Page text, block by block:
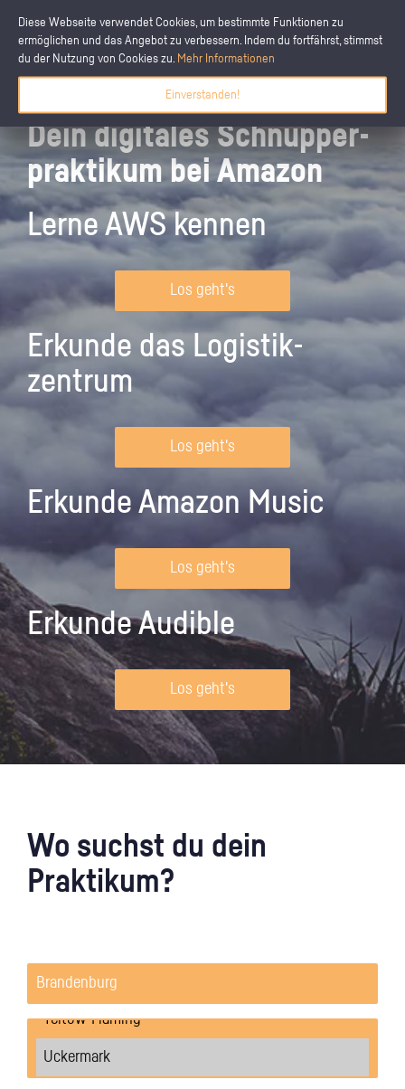
Diese Webseite verwendet Cookies, um bestimmte Funktionen zu
ermöglichen und das Angebot zu verbessern. Indem du fortfährst, stimmst
du der Nutzung von Cookies zu. Mehr Informationen
Einverstanden!
Dein digitales Schnupper­
praktikum bei Amazon
Lerne AWS kennen
Los geht's
Erkunde das Logistik­
zentrum
Los geht's
Erkunde Amazon Music
Los geht's
Erkunde Audible
Los geht's
Wo suchst du dein
Praktikum?